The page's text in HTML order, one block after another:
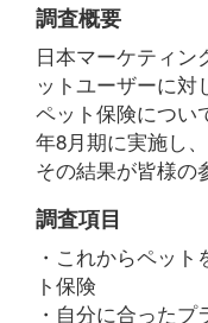
調査概要
日本マーケティン
ットユーザーに対
ペット保険につい
年8月期に実施し、
その結果が皆様の
調査項目
・これからペッ
ト保険
・自分に合った